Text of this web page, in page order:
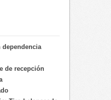
dependencia
de recepción